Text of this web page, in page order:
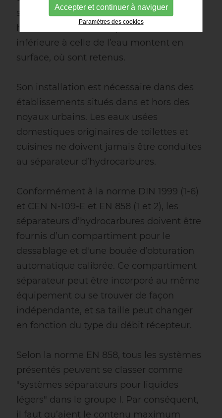
suffisant pour que les hydrocarbures, les
huiles et d’autres composés de densité
inférieure à celle de l’eau montent en
surface, où sont retenus.
Son installation est nécessaire dans des
établissements situés dans et hors des
noyaux urbains. Les eaux usées
domestiques originaires de toilettes et
cuisines ne doivent jamais être conduites
au séparateur d’hydrocarbures.
Conformément à la norme DIN 1999 (1-6)
et CEN N-109-E et EN 858 (1 et 2), les
séparateurs d’hydrocarbures doivent être
fournis d’un compartiment pour le
dessablage et d'une bouée d’obturation
automatique calibrée. Ce compartiment
séparateur peut être incorporé au même
équipement ou se trouver de façon
indépendante, et sa taille peut changer
en fonction du type du débit récepteur.
Selon la norme EN 858, tous les systèmes
présentés peuvent se classer comme
"systèmes séparateurs pour liquides
légers" dans le groupe I. Par conséquent,
il faut qu’aient le contenu maximum
Accepter et continuer à naviguer
Paramètres des cookies